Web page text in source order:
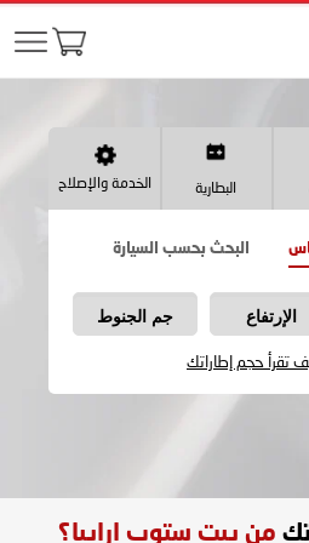
البطارية الخدمة والإصلاح
البحث بحسب السيارة
الإرتفاع جم الجنوط
تقرأ حجم إطاراتك
من بيت ستوب ارابيا؟